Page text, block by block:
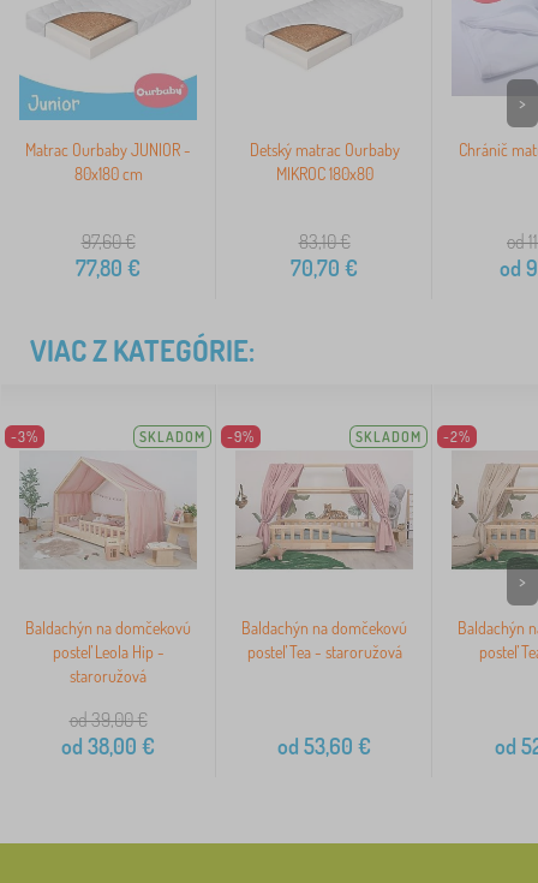
Matrac Ourbaby JUNIOR -
80x180 cm
97,60€
77,80 €
Detský matrac Ourbaby
MIKROC 180x80
83,10€
70,70 €
Chránič
od
od
>
VIAC Z KATEGÓRIE:
-3% SKLADOM
Baldachýn na domčekovú
posteľ Leola Hip -
staroružová
od 39,00€
od 38,00 €
-9% SKLADOM
Baldachýn na domčekovú
posteľ Tea - staroružová
od 53,60 €
-2%
Baldachýn
posteľ
od
>